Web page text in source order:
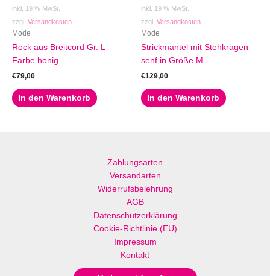
inkl. 19 % MwSt.
zzgl. Versandkosten
Mode
Rock aus Breitcord Gr. L
Farbe honig
€79,00
In den Warenkorb
inkl. 19 % MwSt.
zzgl. Versandkosten
Mode
Strickmantel mit Stehkragen
senf in Größe M
€129,00
In den Warenkorb
Zahlungsarten
Versandarten
Widerrufsbelehrung
AGB
Datenschutzerklärung
Cookie-Richtlinie (EU)
Impressum
Kontakt